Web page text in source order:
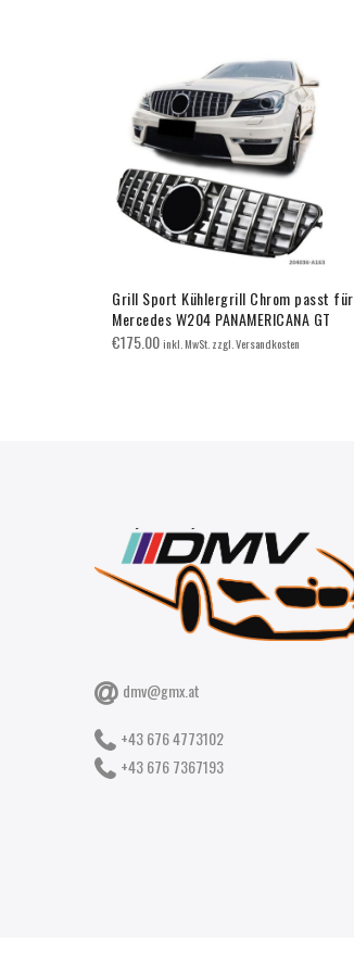
Grill Sport Kühlergrill Chrom passt für
Mercedes W204 PANAMERICANA GT
€175.00inkl. MwSt. zzgl. Versandkosten
dmv@gmx.at
+43 676 4773102
+43 676 7367193